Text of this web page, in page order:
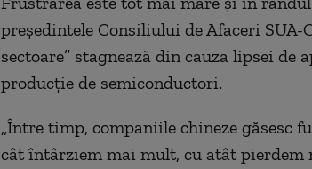
preşedintele Consiliului de Afaceri SUA-
sectoare” stagnează din cauza lipsei de
producţie de semiconductori.
„Între timp, companiile chineze găsesc
cât întârziem mai mult, cu atât pierdem